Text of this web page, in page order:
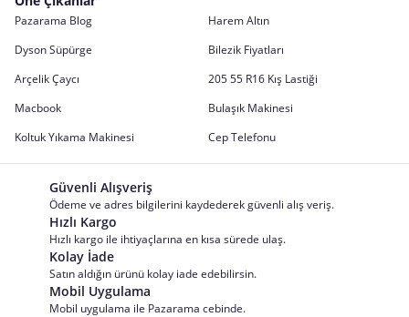
Pazarama Blog
Harem Altın
Dyson Süpürge
Bilezik Fiyatları
Arçelik Çaycı
205 55 R16 Kış Lastiği
Macbook
Bulaşık Makinesi
Koltuk Yıkama Makinesi
Cep Telefonu
Güvenli Alışveriş
Ödeme ve adres bilgilerini kaydederek güvenli alış veriş.
Hızlı Kargo
Hızlı kargo ile ihtiyaçlarına en kısa sürede ulaş.
Kolay İade
Satın aldığın ürünü kolay iade edebilirsin.
Mobil Uygulama
Mobil uygulama ile Pazarama cebinde.